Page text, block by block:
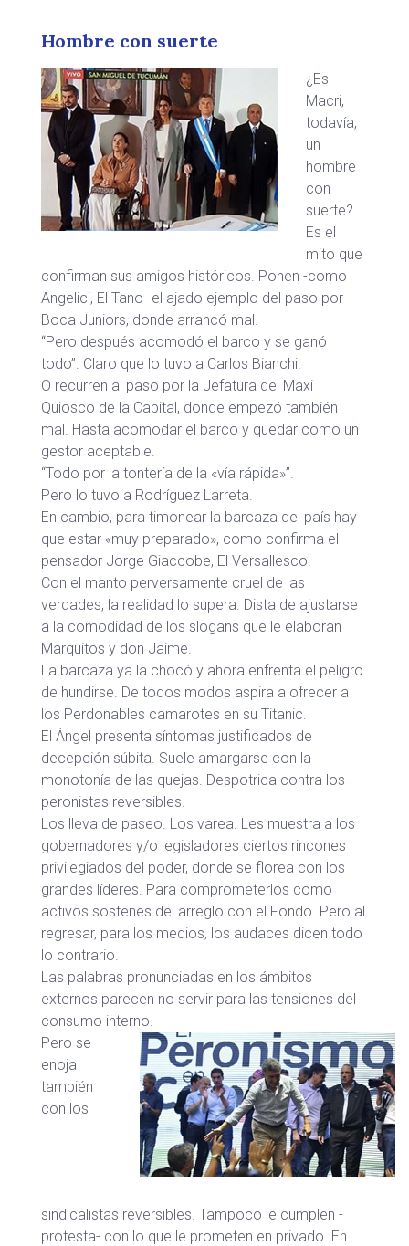
Hombre con suerte
¿Es
Macri,
todavía,
un
hombre
con
suerte?
Es el
mito que
confirman sus amigos históricos. Ponen -como
Angelici, El Tano- el ajado ejemplo del paso por
Boca Juniors, donde arrancó mal.
“Pero después acomodó el barco y se ganó
todo”. Claro que lo tuvo a Carlos Bianchi.
O recurren al paso por la Jefatura del Maxi
Quiosco de la Capital, donde empezó también
mal. Hasta acomodar el barco y quedar como un
gestor aceptable.
“Todo por la tontería de la «vía rápida»”.
Pero lo tuvo a Rodríguez Larreta.
En cambio, para timonear la barcaza del país hay
que estar «muy preparado», como confirma el
pensador Jorge Giaccobe, El Versallesco.
Con el manto perversamente cruel de las
verdades, la realidad lo supera. Dista de ajustarse
a la comodidad de los slogans que le elaboran
Marquitos y don Jaime.
La barcaza ya la chocó y ahora enfrenta el peligro
de hundirse. De todos modos aspira a ofrecer a
los Perdonables camarotes en su Titanic.
El Ángel presenta síntomas justificados de
decepción súbita. Suele amargarse con la
monotonía de las quejas. Despotrica contra los
peronistas reversibles.
Los lleva de paseo. Los varea. Les muestra a los
gobernadores y/o legisladores ciertos rincones
privilegiados del poder, donde se florea con los
grandes líderes. Para comprometerlos como
activos sostenes del arreglo con el Fondo. Pero al
regresar, para los medios, los audaces dicen todo
lo contrario.
Las palabras pronunciadas en los ámbitos
externos parecen no servir para las tensiones del
consumo interno.
Pero se
enoja
también
con los
sindicalistas reversibles. Tampoco le cumplen -
protesta- con lo que le prometen en privado. En